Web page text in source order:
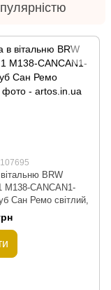
BRW
M138-CANCAN1-
Сан Ремо світлий,